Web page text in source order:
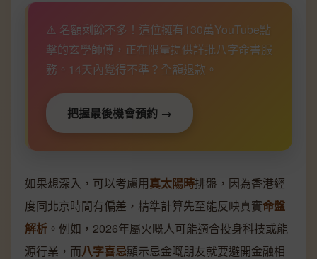
⚠️ 名額剩餘不多！這位擁有130萬YouTube點
擊的玄學師傅，正在限量提供詳批八字命書服
務。14天內覺得不準？全額退款。
把握最後機會預約 →
如果想深入，可以考慮用真太陽時排盤，因為香港經
度同北京時間有偏差，精準計算先至能反映真實命盤
解析 。例如，2026年屬火嘅人可能適合投身科技或能
源行業，而八字喜忌顯示忌金嘅朋友就要避開金融相